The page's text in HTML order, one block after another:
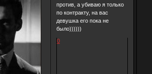
против, а убиваю я только
по контракту, на вас
девушка его пока не
было))))))
0